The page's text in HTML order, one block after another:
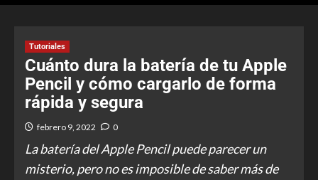
Tutoriales
Cuánto dura la batería de tu Apple
Pencil y cómo cargarlo de forma
rápida y segura
febrero 9, 2022 0
La batería del Apple Pencil puede parecer un
misterio, pero no es imposible de saber más de